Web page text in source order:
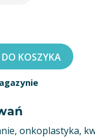
DO KOSZYKA
onkoplastyka,